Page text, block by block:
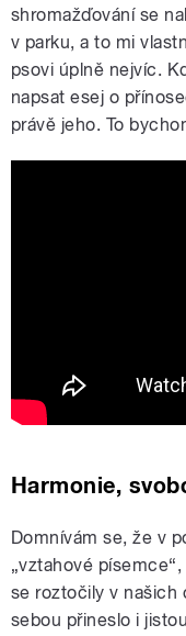
shromažďování se
v parku, a to mi
psovi úplně nejvíc.
napsat esej o
právě jeho. To
Harmonie,
Domnívám se, že v
„vztahové
se roztočily v našich
sebou přineslo i